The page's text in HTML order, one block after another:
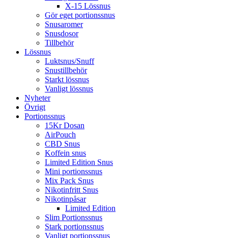
X-15 Lössnus
Gör eget portionssnus
Snusaromer
Snusdosor
Tillbehör
Lössnus
Luktsnus/Snuff
Snustillbehör
Starkt lössnus
Vanligt lössnus
Nyheter
Övrigt
Portionssnus
15Kr Dosan
AirPouch
CBD Snus
Koffein snus
Limited Edition Snus
Mini portionssnus
Mix Pack Snus
Nikotinfritt Snus
Nikotinpåsar
Limited Edition
Slim Portionssnus
Stark portionssnus
Vanligt portionssnus